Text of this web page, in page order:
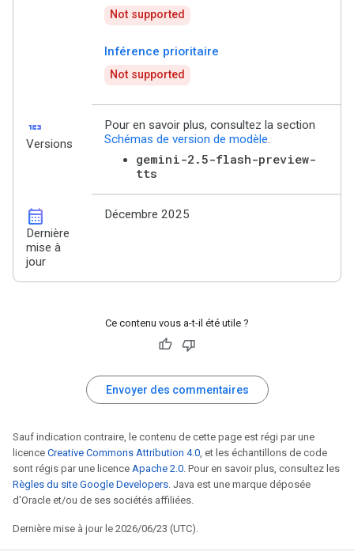
Not supported
Inférence prioritaire
Not supported
123
Versions
Pour en savoir plus, consultez la section
Schémas de version de modèle.
gemini-2.5-flash-preview-
tts
calendar_month
Dernière
mise à
jour
Décembre 2025
Ce contenu vous a-t-il été utile ?
Envoyer des commentaires
Sauf indication contraire, le contenu de cette page est régi par une
licence Creative Commons Attribution 4.0, et les échantillons de code
sont régis par une licence Apache 2.0. Pour en savoir plus, consultez les
Règles du site Google Developers. Java est une marque déposée
d'Oracle et/ou de ses sociétés affiliées.
Dernière mise à jour le 2026/06/23 (UTC).